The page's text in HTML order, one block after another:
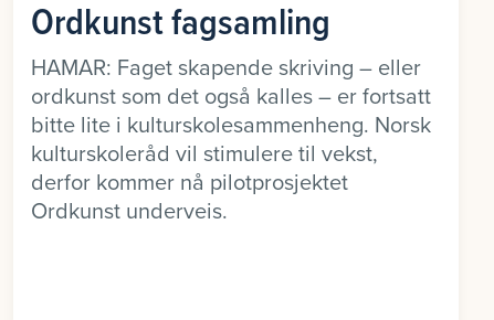
Ordkunst fagsamling
HAMAR: Faget skapende skriving – eller
ordkunst som det også kalles – er fortsatt
bitte lite i kulturskolesammenheng. Norsk
kulturskoleråd vil stimulere til vekst,
derfor kommer nå pilotprosjektet
Ordkunst underveis.